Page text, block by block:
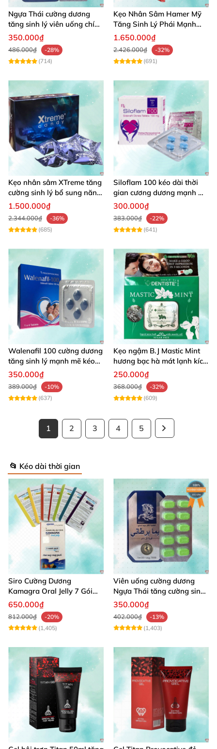
Ngựa Thái cường dương
tăng sinh lý viên uống chính
hãng Thái Lan
350.000₫
486.000₫
-28%
(714)
Kẹo Nhân Sâm Hamer Mỹ
Tăng Sinh Lý Phái Mạnh
Chất Lượng Cao
1.650.000₫
2.426.000₫
-32%
(691)
Kẹo nhân sâm XTreme tăng
cường sinh lý bổ sung năng
lượng
1.500.000₫
2.344.000₫
-36%
(685)
Siloflam 100 kéo dài thời
gian cương dương mạnh mẽ
cho nam
300.000₫
383.000₫
-22%
(641)
Walenafil 100 cường dương
tăng sinh lý mạnh mẽ kéo
dài thời gian quan hệ
350.000₫
389.000₫
-10%
(637)
Kẹo ngậm B.J Mastic Mint
hương bạc hà mát lạnh kích
thích
250.000₫
368.000₫
-32%
(609)
1 2 3 4 5
📂 Kéo dài thời gian
Siro Cường Dương
Kamagra Oral Jelly 7 Gói
Hương Trái Cây Tăng
Cường Sinh Lý Nam
650.000₫
812.000₫
-20%
(1,405)
Viên uống cường dương
Ngựa Thái tăng cường sinh
lý nam hộp 10 viên
350.000₫
402.000₫
-13%
(1,403)